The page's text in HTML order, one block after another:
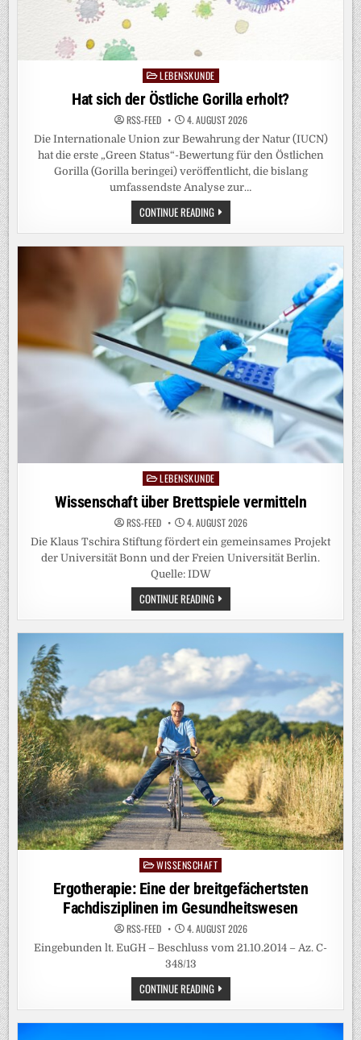
Posted
in
LEBENSKUNDE
Hat sich der Östliche Gorilla erholt?
RSS-FEED 4. AUGUST 2026
Die Internationale Union zur Bewahrung der Natur (IUCN)
hat die erste „Green Status“-Bewertung für den Östlichen
Gorilla (Gorilla beringei) veröffentlicht, die bislang
umfassendste Analyse zur…
CONTINUE READINGHAT
SICH
DER
Posted
in
LEBENSKUNDE
Wissenschaft über Brettspiele vermitteln
RSS-FEED 4. AUGUST 2026
Die Klaus Tschira Stiftung fördert ein gemeinsames Projekt
der Universität Bonn und der Freien Universität Berlin.
Quelle: IDW
CONTINUE READINGWISSENSCHAFT
ÜBER
BRETTSPIELE
Posted
in
WISSENSCHAFT
Ergotherapie: Eine der breitgefächertsten
Fachdisziplinen im Gesundheitswesen
RSS-FEED 4. AUGUST 2026
Eingebunden lt. EuGH – Beschluss vom 21.10.2014 – Az. C-
348/13
CONTINUE READINGERGOTHERAPIE:
EINE
DER
BREITGEFÄCHERTSTEN